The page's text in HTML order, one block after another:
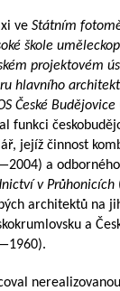
ve Státním
škole
projektovém
hlavního
České Budějovice
funkci
jejíž činnost
) a
v Průhonicích
architektů na
a
).